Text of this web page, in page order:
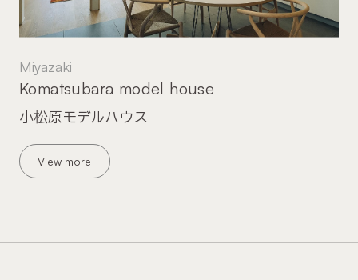
Miyazaki
小松原モデルハウス
Komatsubara model house
View more